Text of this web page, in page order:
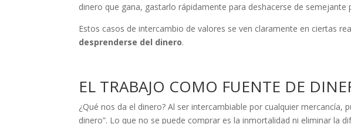
dinero que gana, gastarlo rápidamente para deshacerse de semejante
Estos casos de intercambio de valores se ven claramente en ciertas
desprenderse del dinero.
EL TRABAJO COMO FUENTE DE
¿Qué nos da el dinero? Al ser intercambiable por cualquier
dinero”. Lo que no se puede comprar es la inmortalidad ni eliminar la